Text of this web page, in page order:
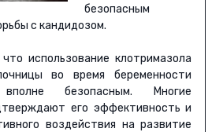
безопасным
с кандидозом.
использование клотримазола
во время беременности
безопасным. Многие
его эффективность и
воздействия на развитие